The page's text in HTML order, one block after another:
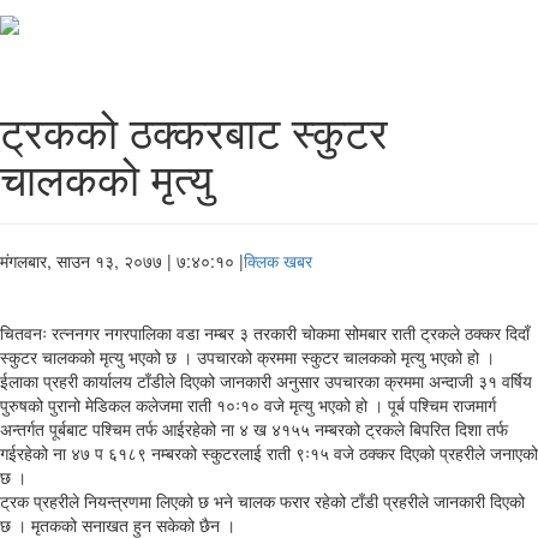
ट्रकको ठक्करबाट स्कुटर
चालकको मृत्यु
मंगलबार, साउन १३, २०७७ | ७:४०:१० |क्लिक खबर
चितवनः रत्ननगर नगरपालिका वडा नम्बर ३ तरकारी चोकमा सोमबार राती ट्रकले ठक्कर दिदाँ
स्कुटर चालकको मृत्यु भएको छ । उपचारको क्रममा स्कुटर चालकको मृत्यु भएको हो ।
ईलाका प्रहरी कार्यालय टाँडीले दिएको जानकारी अनुसार उपचारका क्रममा अन्दाजी ३१ वर्षिय
पुरुषको पुरानो मेडिकल कलेजमा राती १०ः१० वजे मृत्यु भएको हो । पूर्ब पश्चिम राजमार्ग
अन्तर्गत पूर्बबाट पश्चिम तर्फ आईरहेको ना ४ ख ४१५५ नम्बरको ट्रकले बिपरित दिशा तर्फ
गईरहेको ना ४७ प ६१८९ नम्बरको स्कुटरलाई राती ९ः१५ वजे ठक्कर दिएको प्रहरीले जनाएको
छ ।
ट्रक प्रहरीले नियन्त्रणमा लिएको छ भने चालक फरार रहेको टाँडी प्रहरीले जानकारी दिएको
छ । मृतकको सनाखत हुन सकेको छैन ।